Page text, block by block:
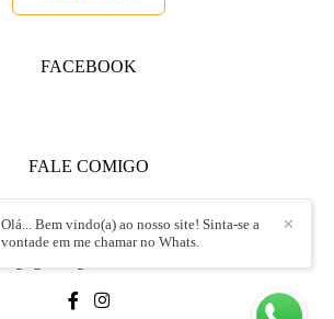
FACEBOOK
FALE COMIGO
Enviar mensagem
✕
Olá... Bem vindo(a) ao nosso site! Sinta-se a
vontade em me chamar no Whats.